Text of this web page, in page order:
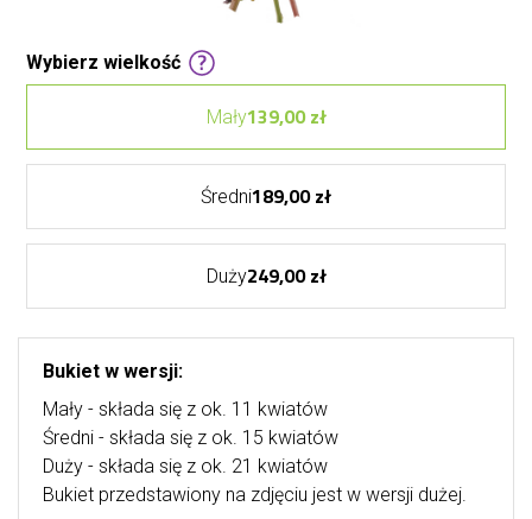
Wybierz wielkość
Mały139,00 zł
Średni189,00 zł
Duży249,00 zł
Bukiet w wersji:
Mały - składa się z ok. 11 kwiatów
Średni - składa się z ok. 15 kwiatów
Duży - składa się z ok. 21 kwiatów
Bukiet przedstawiony na zdjęciu jest w wersji dużej.